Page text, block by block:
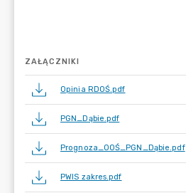
ZAŁĄCZNIKI
Opinia RDOŚ.pdf
PGN_Dąbie.pdf
Prognoza_OOŚ_PGN_Dąbie.pdf
PWIS zakres.pdf